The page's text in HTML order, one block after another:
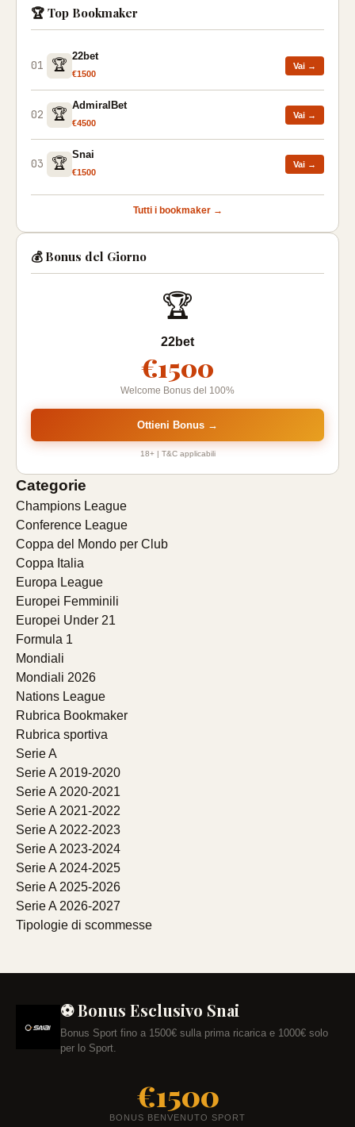
🏆 Top Bookmaker
01 🏆
22bet
€1500
Vai →
02 🏆
AdmiralBet
€4500
Vai →
03 🏆
Snai
€1500
Vai →
Tutti i bookmaker →
💰 Bonus del Giorno
🏆
22bet
€1500
Welcome Bonus del 100%
Ottieni Bonus →
18+ | T&C applicabili
Categorie
Champions League
Conference League
Coppa del Mondo per Club
Coppa Italia
Europa League
Europei Femminili
Europei Under 21
Formula 1
Mondiali
Mondiali 2026
Nations League
Rubrica Bookmaker
Rubrica sportiva
Serie A
Serie A 2019-2020
Serie A 2020-2021
Serie A 2021-2022
Serie A 2022-2023
Serie A 2023-2024
Serie A 2024-2025
Serie A 2025-2026
Serie A 2026-2027
Tipologie di scommesse
⚽ Bonus Esclusivo Snai
Bonus Sport fino a 1500€ sulla prima ricarica e 1000€ solo
per lo Sport.
€1500
BONUS BENVENUTO SPORT